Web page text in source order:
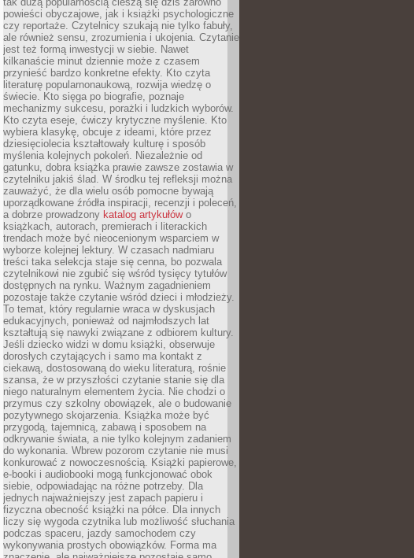
powieści obyczajowe, jak i książki psychologiczne
czy reportaże. Czytelnicy szukają nie tylko fabuły,
ale również sensu, zrozumienia i ukojenia. Czytanie
jest też formą inwestycji w siebie. Nawet
kilkanaście minut dziennie może z czasem
przynieść bardzo konkretne efekty. Kto czyta
literaturę popularnonaukową, rozwija wiedzę o
świecie. Kto sięga po biografie, poznaje
mechanizmy sukcesu, porażki i ludzkich wyborów.
Kto czyta eseje, ćwiczy krytyczne myślenie. Kto
wybiera klasykę, obcuje z ideami, które przez
dziesięciolecia kształtowały kulturę i sposób
myślenia kolejnych pokoleń. Niezależnie od
gatunku, dobra książka prawie zawsze zostawia w
czytelniku jakiś ślad. W środku tej refleksji można
zauważyć, że dla wielu osób pomocne bywają
uporządkowane źródła inspiracji, recenzji i poleceń,
a dobrze prowadzony katalog artykułówo
książkach, autorach, premierach i literackich
trendach może być nieocenionym wsparciem w
wyborze kolejnej lektury. W czasach nadmiaru
treści taka selekcja staje się cenna, bo pozwala
czytelnikowi nie zgubić się wśród tysięcy tytułów
dostępnych na rynku. Ważnym zagadnieniem
pozostaje także czytanie wśród dzieci i młodzieży.
To temat, który regularnie wraca w dyskusjach
edukacyjnych, ponieważ od najmłodszych lat
kształtują się nawyki związane z odbiorem kultury.
Jeśli dziecko widzi w domu książki, obserwuje
dorosłych czytających i samo ma kontakt z
ciekawą, dostosowaną do wieku literaturą, rośnie
szansa, że w przyszłości czytanie stanie się dla
niego naturalnym elementem życia. Nie chodzi o
przymus czy szkolny obowiązek, ale o budowanie
pozytywnego skojarzenia. Książka może być
przygodą, tajemnicą, zabawą i sposobem na
odkrywanie świata, a nie tylko kolejnym zadaniem
do wykonania. Wbrew pozorom czytanie nie musi
konkurować z nowoczesnością. Książki papierowe,
e-booki i audiobooki mogą funkcjonować obok
siebie, odpowiadając na różne potrzeby. Dla
jednych najważniejszy jest zapach papieru i
fizyczna obecność książki na półce. Dla innych
liczy się wygoda czytnika lub możliwość słuchania
podczas spaceru, jazdy samochodem czy
wykonywania prostych obowiązków. Forma ma